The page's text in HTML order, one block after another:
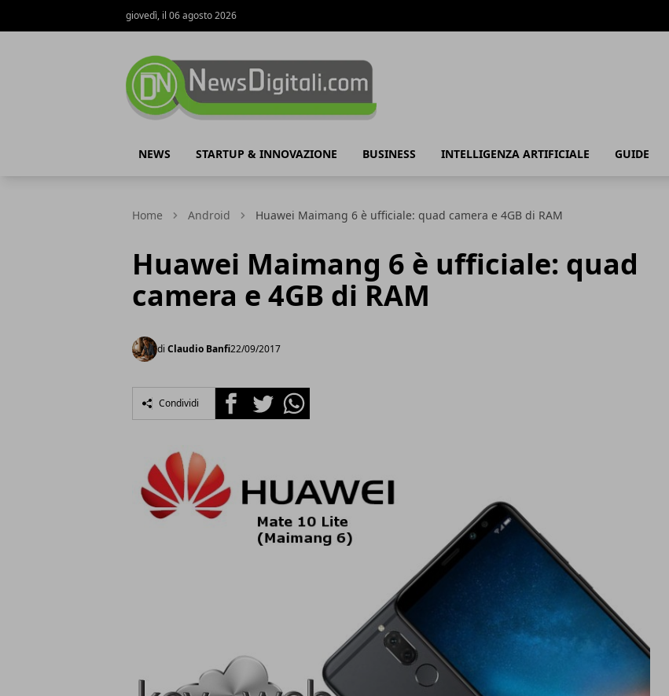
giovedì, il 06 agosto 2026
NEWS STARTUP & INNOVAZIONE BUSINESS INTELLIGENZA ARTIFICIALE GUIDE
Home Android Huawei Maimang 6 è ufficiale: quad camera e 4GB di RAM
Huawei Maimang 6 è ufficiale: quad
camera e 4GB di RAM
di Claudio Banfi22/09/2017
Condividi FacebookTwitterWhatsapp